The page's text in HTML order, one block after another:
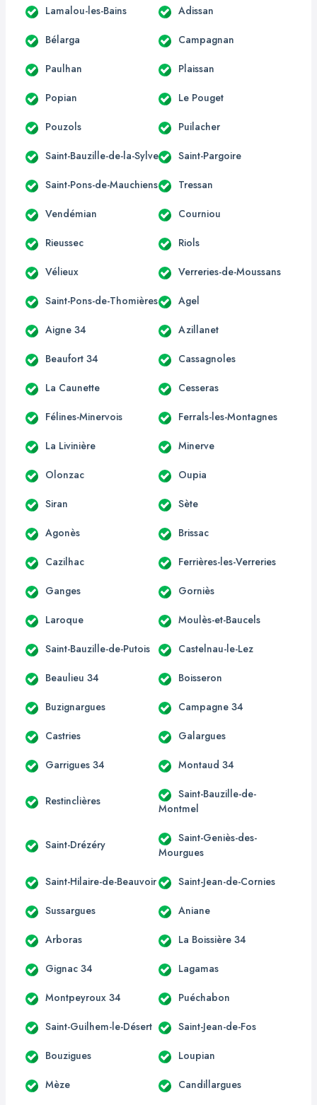
Lamalou-les-Bains Adissan
Bélarga Campagnan
Paulhan Plaissan
Popian Le Pouget
Pouzols Puilacher
Saint-Bauzille-de-la-Sylve Saint-Pargoire
Saint-Pons-de-Mauchiens Tressan
Vendémian Courniou
Rieussec Riols
Vélieux Verreries-de-Moussans
Saint-Pons-de-Thomières Agel
Aigne 34 Azillanet
Beaufort 34 Cassagnoles
La Caunette Cesseras
Félines-Minervois Ferrals-les-Montagnes
La Livinière Minerve
Olonzac Oupia
Siran Sète
Agonès Brissac
Cazilhac Ferrières-les-Verreries
Ganges Gorniès
Laroque Moulès-et-Baucels
Saint-Bauzille-de-Putois Castelnau-le-Lez
Beaulieu 34 Boisseron
Buzignargues Campagne 34
Castries Galargues
Garrigues 34 Montaud 34
Restinclières
Saint-Bauzille-de-
Montmel
Saint-Drézéry
Saint-Geniès-des-
Mourgues
Saint-Hilaire-de-Beauvoir Saint-Jean-de-Cornies
Sussargues Aniane
Arboras La Boissière 34
Gignac 34 Lagamas
Montpeyroux 34 Puéchabon
Saint-Guilhem-le-Désert Saint-Jean-de-Fos
Bouzigues Loupian
Mèze Candillargues